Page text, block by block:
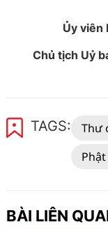
Ủy viên
Chủ tịch Uỷ
TAGS: Thư
BÀI LIÊN